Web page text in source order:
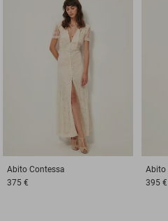
Abito Contessa
375 €
Abito
395 €